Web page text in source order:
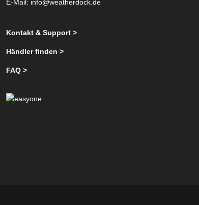
E-Mail: info@weatherdock.de
Kontakt & Support >
Händler finden >
FAQ >